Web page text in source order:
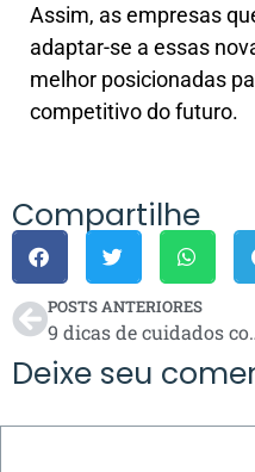
Assim, as empresas
adaptar-se a essas
melhor posicionadas
competitivo do futuro.
Compartilhe
POSTS ANTERIORES
9 dicas de
Deixe seu